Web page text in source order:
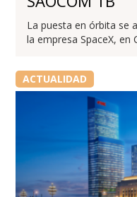
La puesta en órbita se
la empresa SpaceX, en
ACTUALIDAD